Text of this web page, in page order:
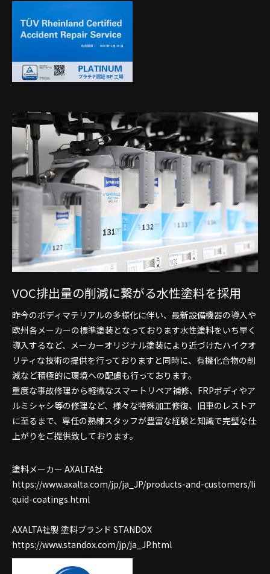
VOC排出量の削減に繋がる水性塗料を採用
昨今のボディマテリアルの多様化に伴い、最新設備機器の導入や
欧州各メーカーの標準塗装となっております水性塗料をいち早く
導入するなど、メーカーオリジナル塗装により近づけたハイクオ
リティな技術の提供を行っておりますと同時に、有機化合物の削
減など積極的に環境への配慮も行っております。
重度な事故修理から軽微なスマートリペア補修、FRPボディやア
ルミシャシ等の修理など、様々な特殊加工修復、旧車のレストア
に至るまで、専任の熟練スタッフが豊富な経験と知識で完璧な仕
上がりをご提供致しております。
塗料メーカー AXALTA社
https://www.axalta.com/jp/ja_JP/products-and-customers/li
quid-coatings.html
AXALTA社製 塗料ブランド STANDOX
https://www.standox.com/jp/ja_JP.html